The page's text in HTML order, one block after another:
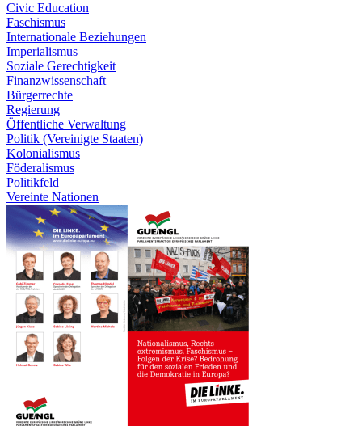
Civic Education
Faschismus
Internationale Beziehungen
Imperialismus
Soziale Gerechtigkeit
Finanzwissenschaft
Bürgerrechte
Regierung
Öffentliche Verwaltung
Politik (Vereinigte Staaten)
Kolonialismus
Föderalismus
Politikfeld
Vereinte Nationen